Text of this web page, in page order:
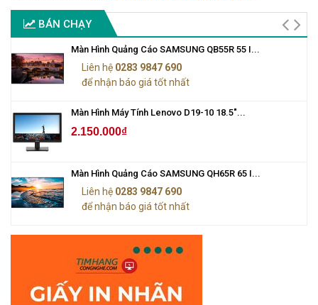
BÁN CHẠY
Màn Hình Quảng Cáo SAMSUNG QB55R 55 I...
Liên hệ 0283 9847 690
để nhận báo giá tốt nhất
Màn Hình Máy Tính Lenovo D19-10 18.5"...
2.150.000₫
Màn Hình Quảng Cáo SAMSUNG QH65R 65 I...
Liên hệ 0283 9847 690
để nhận báo giá tốt nhất